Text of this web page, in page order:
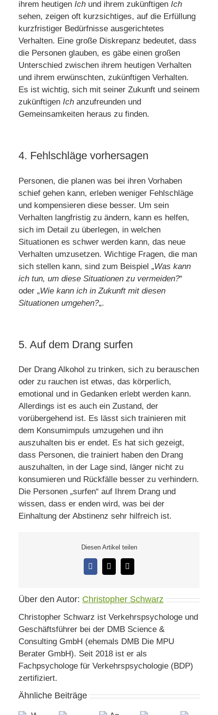
ihrem heutigen Ich und ihrem zukünftigen Ich
sehen, zeigen oft kurzsichtiges, auf die Erfüllung
kurzfristiger Bedürfnisse ausgerichtetes
Verhalten. Eine große Diskrepanz bedeutet, dass
die Personen glauben, es gäbe einen großen
Unterschied zwischen ihrem heutigen Verhalten
und ihrem erwünschten, zukünftigen Verhalten.
Es ist wichtig, sich mit seiner Zukunft und seinem
zukünftigen Ich anzufreunden und
Gemeinsamkeiten heraus zu finden.
4. Fehlschläge vorhersagen
Personen, die planen was bei ihren Vorhaben
schief gehen kann, erleben weniger Fehlschläge
und kompensieren diese besser. Um sein
Verhalten langfristig zu ändern, kann es helfen,
sich im Detail zu überlegen, in welchen
Situationen es schwer werden kann, das neue
Verhalten umzusetzen. Wichtige Fragen, die man
sich stellen kann, sind zum Beispiel „Was kann
ich tun, um diese Situationen zu vermeiden?“
oder „Wie kann ich in Zukunft mit diesen
Situationen umgehen?„.
5. Auf dem Drang surfen
Der Drang Alkohol zu trinken, sich zu berauschen
oder zu rauchen ist etwas, das körperlich,
emotional und in Gedanken erlebt werden kann.
Allerdings ist es auch ein Zustand, der
vorübergehend ist. Es lässt sich trainieren mit
dem Konsumimpuls umzugehen und ihn
auszuhalten bis er endet. Es hat sich gezeigt,
dass Personen, die trainiert haben den Drang
auszuhalten, in der Lage sind, länger nicht zu
konsumieren und Rückfälle besser zu verhindern.
Die Personen „surfen“ auf Ihrem Drang und
wissen, dass er enden wird, was bei der
Einhaltung der Abstinenz sehr hilfreich ist.
Diesen Artikel teilen
Facebook
X
E-
Mail
Über den Autor: Christopher Schwarz
Christopher Schwarz ist Verkehrspsychologe und
Geschäftsführer bei der DMB Science &
Consulting GmbH (ehemals DMB Die MPU
Berater GmbH). Seit 2018 ist er als
Fachpsychologe für Verkehrspsychologie (BDP)
zertifiziert.
Ähnliche Beiträge